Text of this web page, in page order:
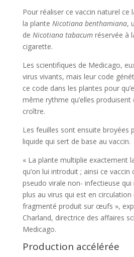
Pour réaliser ce vaccin naturel
la plante Nicotiana benthamiana,
de Nicotiana tabacumréservée à
cigarette.
Les scientifiques de Medicago,
virus vivants, mais leur code
ce code dans les plantes pour
même rythme qu’elles
croître.
Les feuilles sont ensuite broyées
liquide qui sert de base au vaccin.
« La plante multiplie exactement
qu’on lui introduit ; ainsi ce
pseudo virale non- infectieuse
plus au virus qui est en circulation
fragmenté produit sur œufs »,
Charland, directrice des affaires
Medicago.
Production accélérée